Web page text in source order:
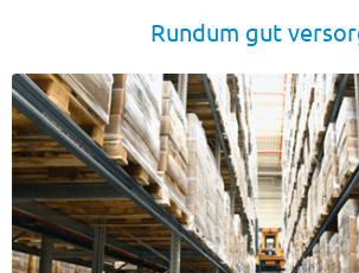
Rundum gut